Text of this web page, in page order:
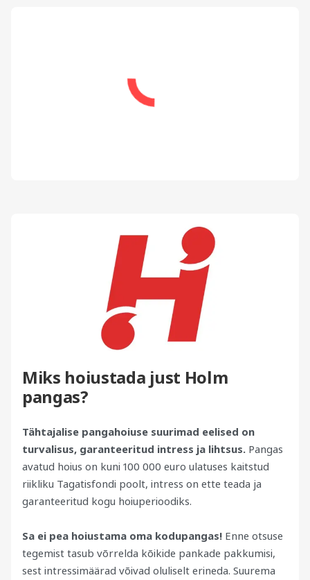
Miks hoiustada just Holm
pangas?
Tähtajalise pangahoiuse suurimad eelised on
turvalisus, garanteeritud intress ja lihtsus. Pangas
avatud hoius on kuni 100 000 euro ulatuses kaitstud
riikliku Tagatisfondi poolt, intress on ette teada ja
garanteeritud kogu hoiuperioodiks.
Sa ei pea hoiustama oma kodupangas! Enne otsuse
tegemist tasub võrrelda kõikide pankade pakkumisi,
sest intressimäärad võivad oluliselt erineda. Suurema